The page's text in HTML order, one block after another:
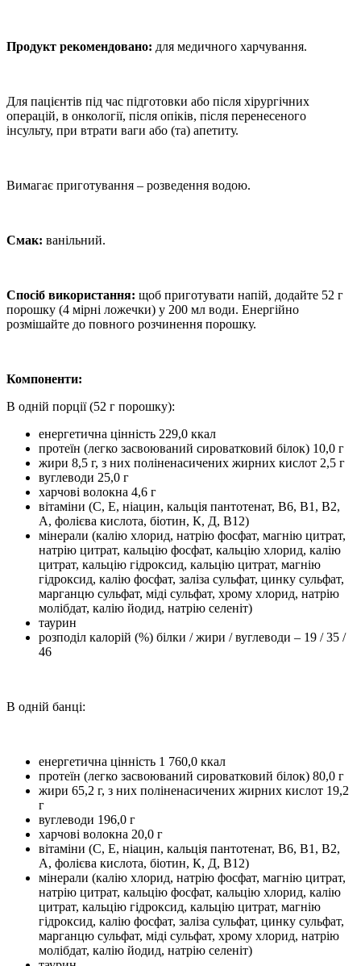
Продукт рекомендовано: для медичного харчування.
Для пацієнтів під час підготовки або після хірургічних
операцій, в онкології, після опіків, після перенесеного
інсульту, при втрати ваги або (та) апетиту.
Вимагає приготування – розведення водою.
Смак: ванільний.
Спосіб використання: щоб приготувати напій, додайте 52 г
порошку (4 мірні ложечки) у 200 мл води. Енергійно
розмішайте до повного розчинення порошку.
Компоненти:
В одній порції (52 г порошку):
енергетична цінність 229,0 ккал
протеїн (легко засвоюваний сироватковий білок) 10,0 г
жири 8,5 г, з них поліненасичених жирних кислот 2,5 г
вуглеводи 25,0 г
харчові волокна 4,6 г
вітаміни (С, Е, ніацин, кальція пантотенат, В6, В1, В2,
А, фолієва кислота, біотин, К, Д, В12)
мінерали (калію хлорид, натрію фосфат, магнію цитрат,
натрію цитрат, кальцію фосфат, кальцію хлорид, калію
цитрат, кальцію гідроксид, кальцію цитрат, магнію
гідроксид, калію фосфат, заліза сульфат, цинку сульфат,
марганцю сульфат, міді сульфат, хрому хлорид, натрію
молібдат, калію йодид, натрію селеніт)
таурин
розподіл калорій (%) білки / жири / вуглеводи – 19 / 35 /
46
В одній банці:
енергетична цінність 1 760,0 ккал
протеїн (легко засвоюваний сироватковий білок) 80,0 г
жири 65,2 г, з них поліненасичених жирних кислот 19,2
г
вуглеводи 196,0 г
харчові волокна 20,0 г
вітаміни (С, Е, ніацин, кальція пантотенат, В6, В1, В2,
А, фолієва кислота, біотин, К, Д, В12)
мінерали (калію хлорид, натрію фосфат, магнію цитрат,
натрію цитрат, кальцію фосфат, кальцію хлорид, калію
цитрат, кальцію гідроксид, кальцію цитрат, магнію
гідроксид, калію фосфат, заліза сульфат, цинку сульфат,
марганцю сульфат, міді сульфат, хрому хлорид, натрію
молібдат, калію йодид, натрію селеніт)